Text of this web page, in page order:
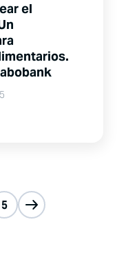
el
5